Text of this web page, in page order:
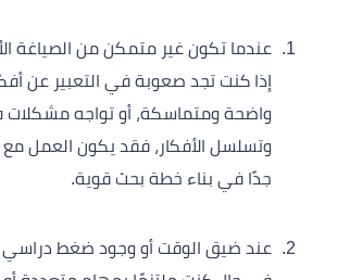
عندما تكون غير متمكن من الصياغة
إذا كنت تجد صعوبة في التعبير عن
واضحة ومتماسكة، أو تواجه مشكلات
وتسلسل الأفكار، فقد يكون العمل
جدًا في بناء خطة بحث قوية.
عند ضيق الوقت أو وجود ضغط دراسي